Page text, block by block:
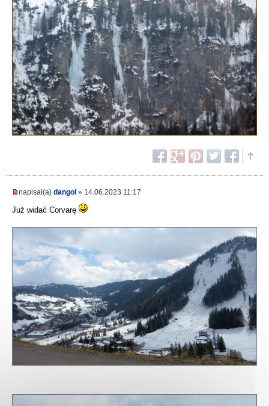
napisał(a) dangol » 14.06.2023 11:17
Już widać Corvarę